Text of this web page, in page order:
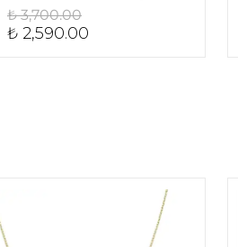
₺ 3,700.00
₺ 2,590.00